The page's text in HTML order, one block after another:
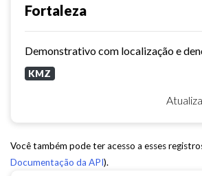
Fortaleza
KMZ
Você também pode ter acesso a esses
Documentação da API).